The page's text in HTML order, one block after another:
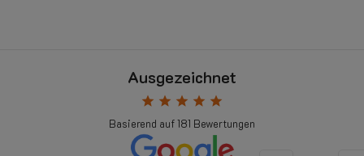
Ausgezeichnet
star star star star star
Basierend auf181 Bewertungen